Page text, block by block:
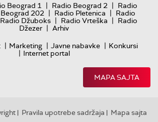
Beograd 1 | Radio Beograd 2 | Radio
Beograd 202 | Radio Pletenica | Radio
Radio Džuboks | Radio Vrteška | Radio
Džezer | Arhiv
| Marketing | Javne nabavke | Konkursi
| Internet portal
MAPA SAJTA
| Pravila upotrebe sadržaja | Mapa sajta